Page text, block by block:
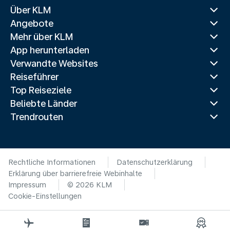
Über KLM
Angebote
Mehr über KLM
App herunterladen
Verwandte Websites
Reiseführer
Top Reiseziele
Beliebte Länder
Trendrouten
Rechtliche Informationen
Datenschutzerklärung
Erklärung über barrierefreie Webinhalte
Impressum
© 2026 KLM
Cookie-Einstellungen